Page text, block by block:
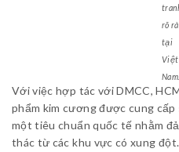
rõ
tại
Việt
Nam.
Với việc hợp tác với DMCC,
phẩm kim cương được cung
một tiêu chuẩn quốc tế nhằm
thác từ các khu vực có xung